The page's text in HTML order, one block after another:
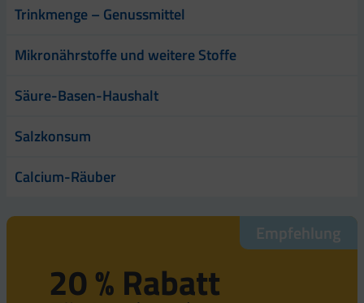
Trinkmenge – Genussmittel
Mikronährstoffe und weitere Stoffe
Säure-Basen-Haushalt
Salzkonsum
Calcium-Räuber
Empfehlung
20 % Rabatt
Empfehlung
20 % Rabatt
Empfehlung
20 % Rabatt